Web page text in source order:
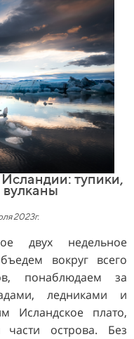
тупики,
вулканы
2023г.
двух недельное
вокруг всего
понаблюдаем за
ледниками и
Исландское плато,
части острова. Без